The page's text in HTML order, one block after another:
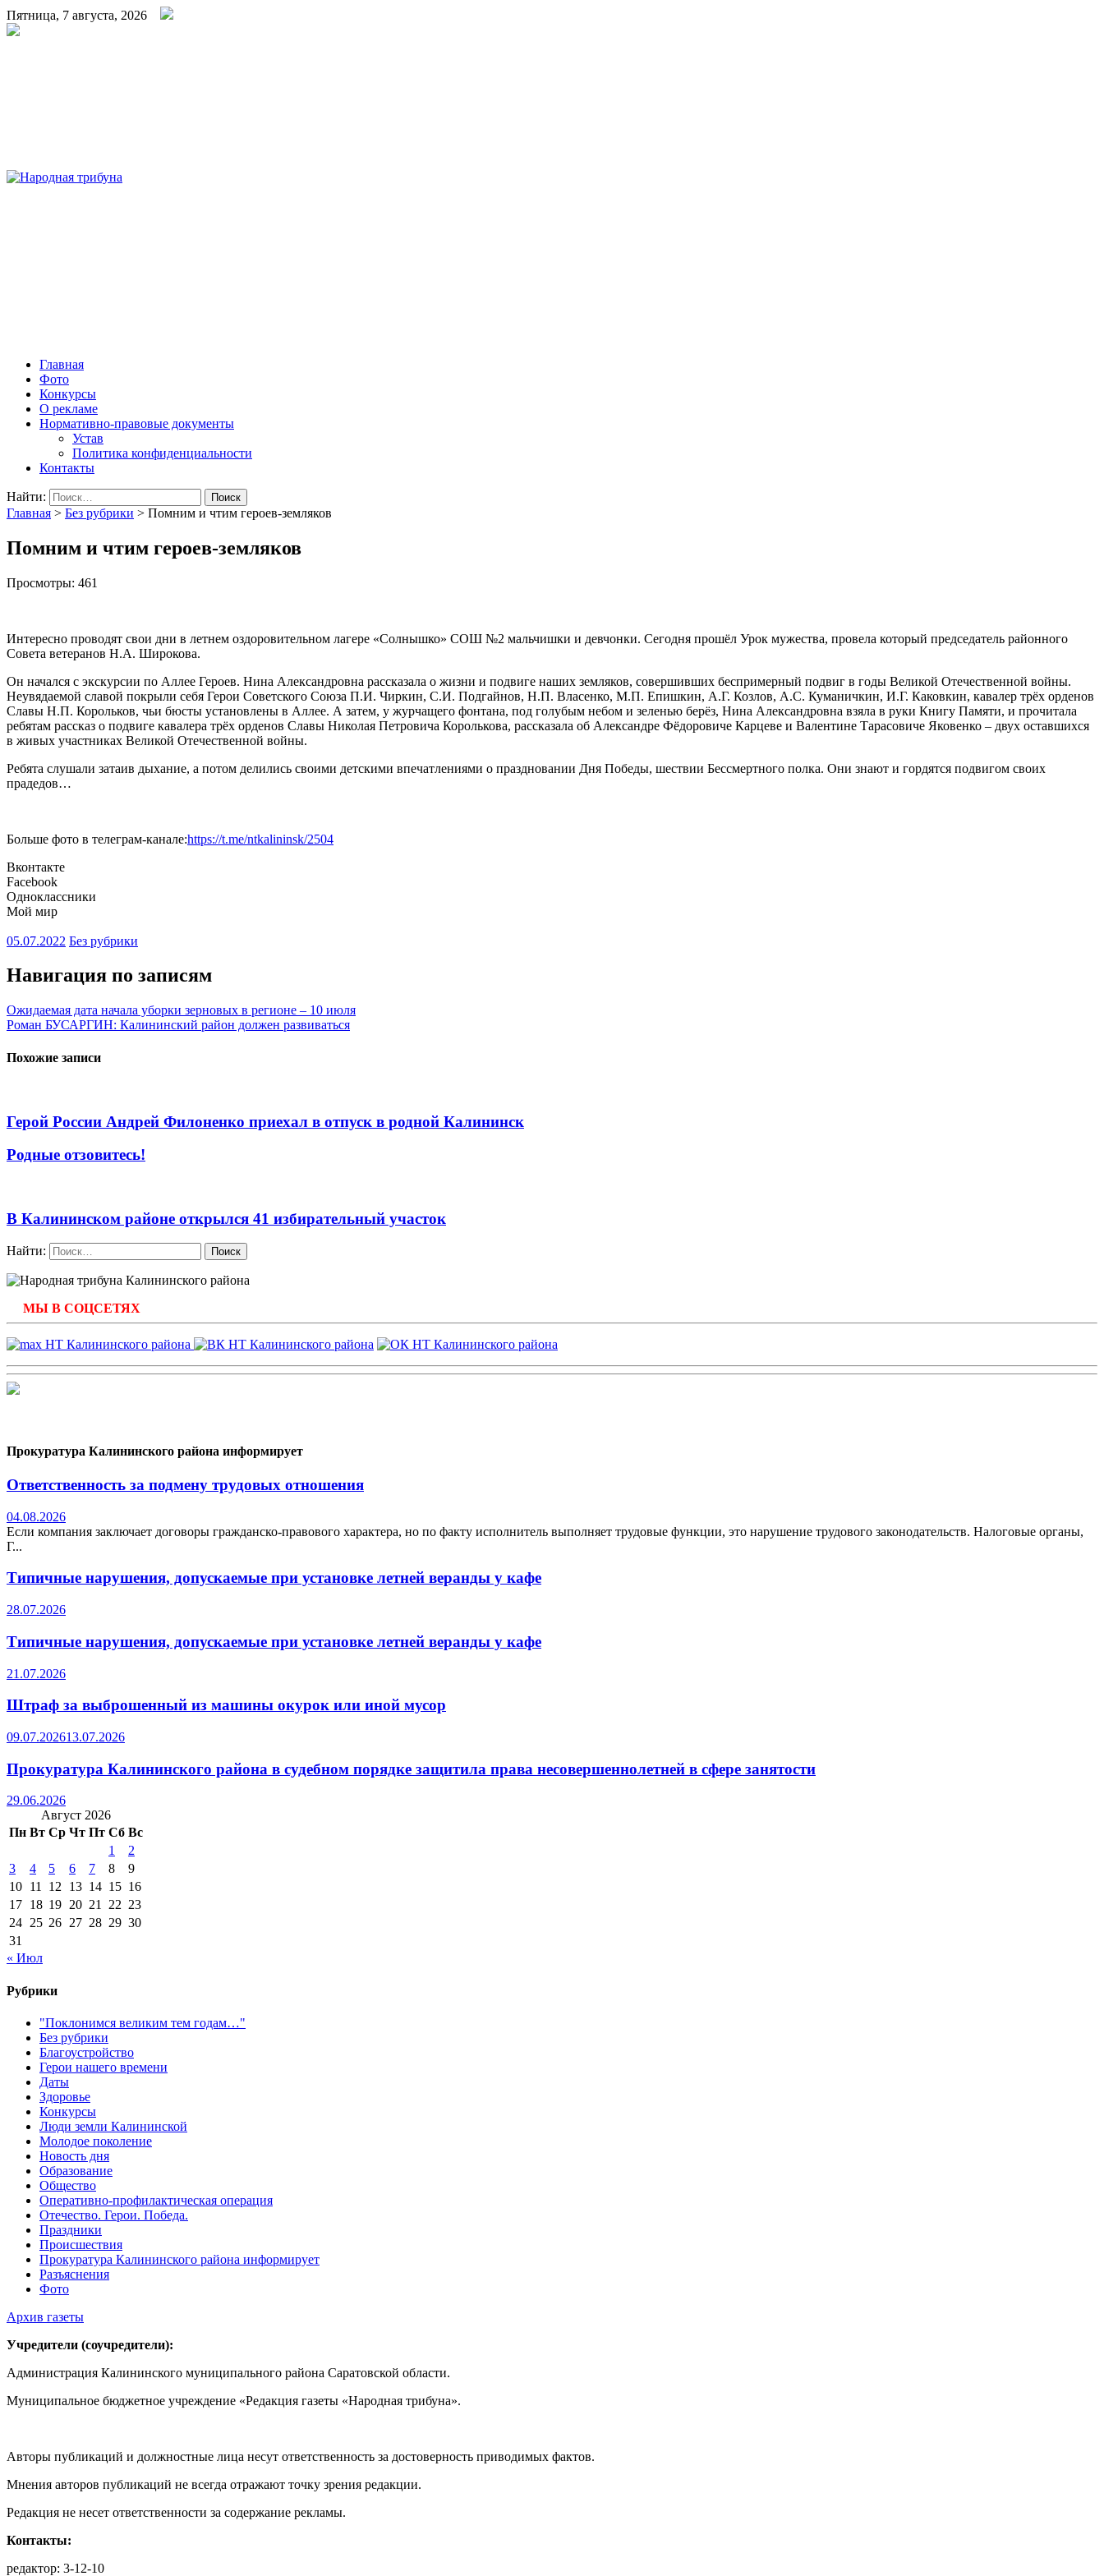
Пятница, 7 августа, 2026
Главная
Фото
Конкурсы
О рекламе
Нормативно-правовые документы
Устав
Политика конфиденциальности
Контакты
Найти:
Главная > Без рубрики > Помним и чтим героев-земляков
Помним и чтим героев-земляков
Просмотры: 461
Интересно проводят свои дни в летнем оздоровительном лагере «Солнышко» СОШ №2 мальчишки и девчонки. Сегодня прошёл Урок мужества, провела который председатель районного
Совета ветеранов Н.А. Широкова.
Он начался с экскурсии по Аллее Героев. Нина Александровна рассказала о жизни и подвиге наших земляков, совершивших беспримерный подвиг в годы Великой Отечественной войны.
Неувядаемой славой покрыли себя Герои Советского Союза П.И. Чиркин, С.И. Подгайнов, Н.П. Власенко, М.П. Епишкин, А.Г. Козлов, А.С. Куманичкин, И.Г. Каковкин, кавалер трёх орденов
Славы Н.П. Корольков, чьи бюсты установлены в Аллее. А затем, у журчащего фонтана, под голубым небом и зеленью берёз, Нина Александровна взяла в руки Книгу Памяти, и прочитала
ребятам рассказ о подвиге кавалера трёх орденов Славы Николая Петровича Королькова, рассказала об Александре Фёдоровиче Карцеве и Валентине Тарасовиче Яковенко – двух оставшихся
в живых участниках Великой Отечественной войны.
Ребята слушали затаив дыхание, а потом делились своими детскими впечатлениями о праздновании Дня Победы, шествии Бессмертного полка. Они знают и гордятся подвигом своих
прадедов…
Больше фото в телеграм-канале:https://t.me/ntkalininsk/2504
Вконтакте
Facebook
Одноклассники
Мой мир
05.07.2022 Без рубрики
Навигация по записям
Ожидаемая дата начала уборки зерновых в регионе – 10 июля
Роман БУСАРГИН: Калининский район должен развиваться
Похожие записи
Герой России Андрей Филоненко приехал в отпуск в родной Калининск
Родные отзовитесь!
В Калининском районе открылся 41 избирательный участок
Найти:
МЫ В СОЦСЕТЯХ
Прокуратура Калининского района информирует
Ответственность за подмену трудовых отношения
04.08.2026
Если компания заключает договоры гражданско-правового характера, но по факту исполнитель выполняет трудовые функции, это нарушение трудового законодательств. Налоговые органы,
Г...
Типичные нарушения, допускаемые при установке летней веранды у кафе
28.07.2026
Типичные нарушения, допускаемые при установке летней веранды у кафе
21.07.2026
Штраф за выброшенный из машины окурок или иной мусор
09.07.202613.07.2026
Прокуратура Калининского района в судебном порядке защитила права несовершеннолетней в сфере занятости
29.06.2026
Август 2026
Пн Вт Ср Чт Пт Сб Вс
1
2
3
4 5 6 7 8
9
10 11 12 13 14 15 16
17 18 19 20 21 22 23
24 25 26 27 28 29 30
31
« Июл
Рубрики
"Поклонимся великим тем годам…"
Без рубрики
Благоустройство
Герои нашего времени
Даты
Здоровье
Конкурсы
Люди земли Калининской
Молодое поколение
Новость дня
Образование
Общество
Оперативно-профилактическая операция
Отечество. Герои. Победа.
Праздники
Происшествия
Прокуратура Калининского района информирует
Разъяснения
Фото
Архив газеты
Учредители (соучредители):
Администрация Калининского муниципального района Саратовской области.
Муниципальное бюджетное учреждение «Редакция газеты «Народная трибуна».
Авторы публикаций и должностные лица несут ответственность за достоверность приводимых фактов.
Мнения авторов публикаций не всегда отражают точку зрения редакции.
Редакция не несет ответственности за содержание рекламы.
Контакты:
редактор: 3-12-10